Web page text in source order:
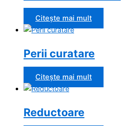
Citește mai mult
Perii curatare
Citește mai mult
Reductoare